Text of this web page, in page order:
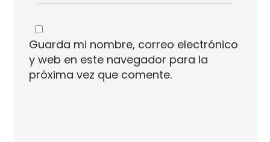
Guarda mi nombre, correo electrónico
y web en este navegador para la
próxima vez que comente.